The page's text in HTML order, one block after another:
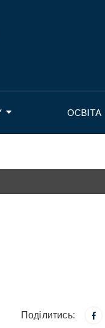
ОСВІТА
Поділитись: